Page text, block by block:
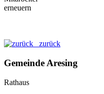
zurück
Gemeinde Aresing
Rathaus